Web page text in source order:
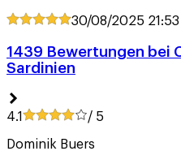
30/08/2025 21:53
1439 Bewertungen bei
Sardinien
4.1 / 5
Dominik Buers